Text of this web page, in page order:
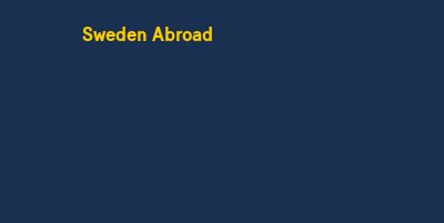
Sweden Abroad